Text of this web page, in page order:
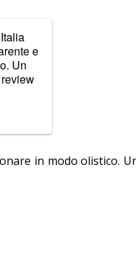
e
Un
in modo olistico.